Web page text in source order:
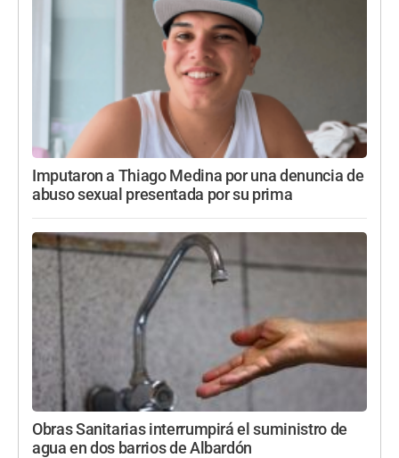
Imputaron a Thiago Medina por una denuncia de
abuso sexual presentada por su prima
Obras Sanitarias interrumpirá el suministro de
agua en dos barrios de Albardón